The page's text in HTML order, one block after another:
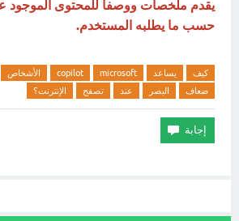
يقدم ملخصات ووصفاً للمحتوى الموجود
حسب ما يطلبه المستخدم.
كيف يساعد microsoft
copilot الأشخاص
ضعاف
البصر عند تصفح الإنترنت؟